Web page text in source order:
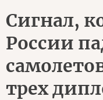
Сигнал,
России
трех